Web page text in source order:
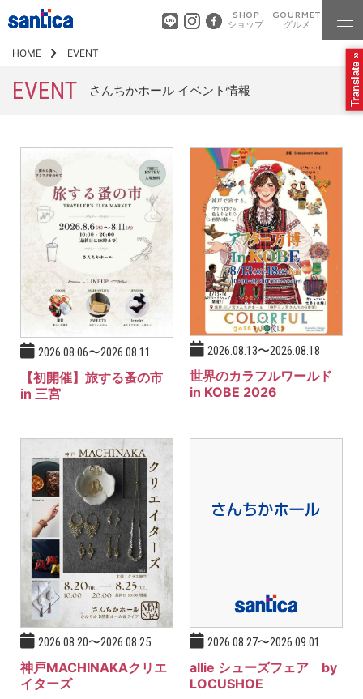
SHOP
ショップ
GOURMET
グルメ
HOME EVENT
EVENT さんちかホール イベント情報
2026.08.06〜2026.08.11
【初開催】旅する蚤の市
in 三宮
2026.08.13〜2026.08.18
世界のカラフルワールド
in KOBE 2026
2026.08.20〜2026.08.25
神戸MACHINAKAクリエ
イターズ
2026.08.27〜2026.09.01
allie シューズフェア by
LOCUSHOE
Translate »